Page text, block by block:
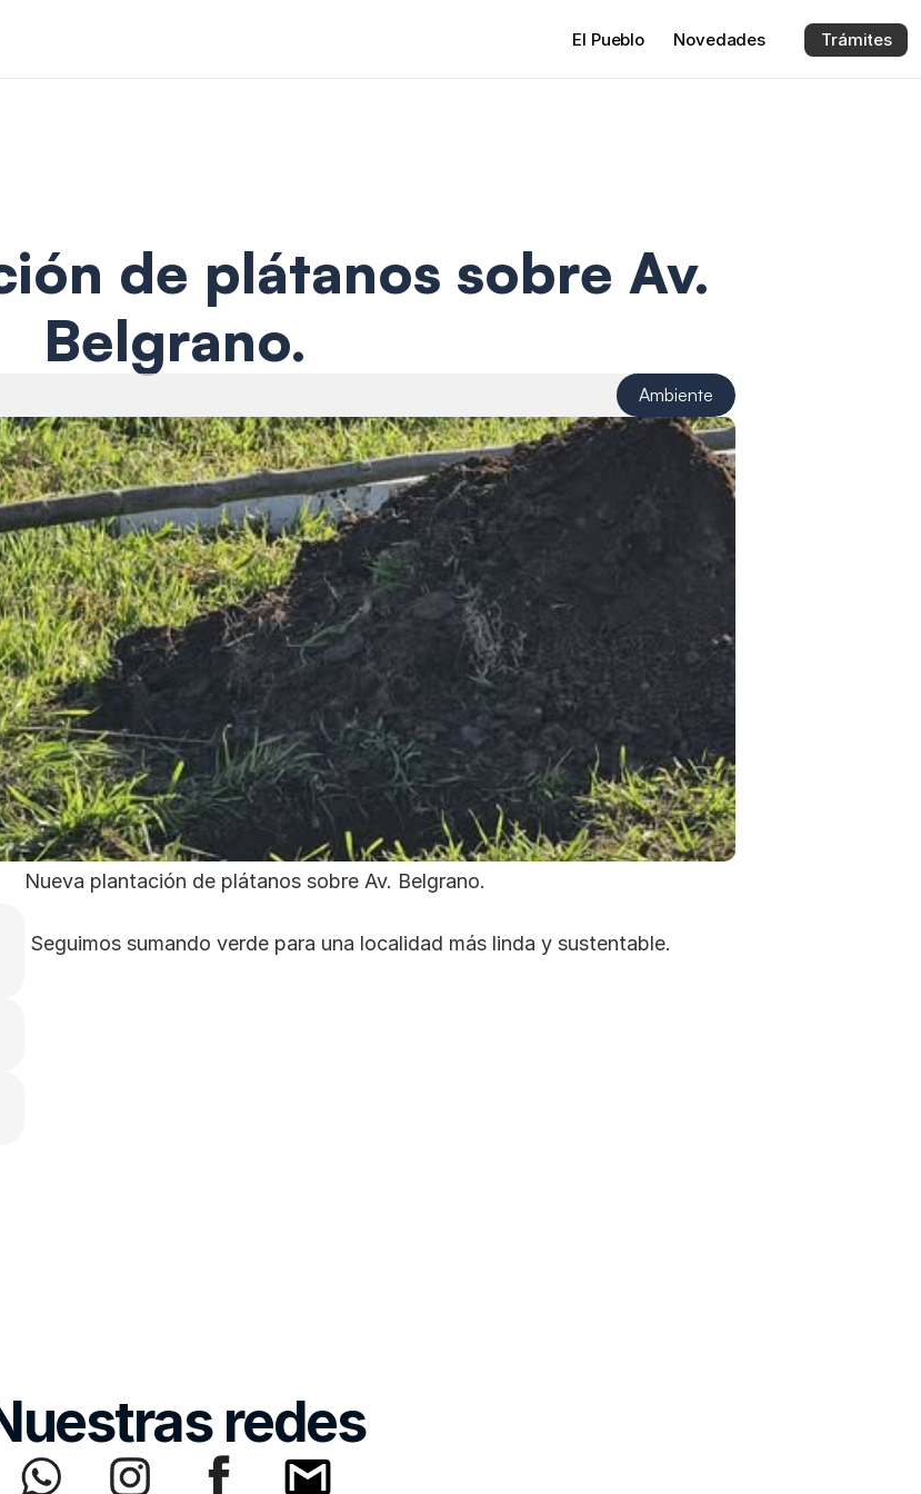
de plátanos sobre Av.
Belgrano.
Ambiente
El Pueblo Novedades Trámites
Nueva plantación de plátanos sobre Av. Belgrano.
Seguimos sumando verde para una localidad más linda y sustentable.
redes